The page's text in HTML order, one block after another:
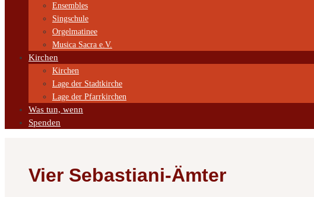
Ensembles
Singschule
Orgelmatinee
Musica Sacra e.V.
Kirchen
Kirchen
Lage der Stadtkirche
Lage der Pfarrkirchen
Was tun, wenn
Spenden
Vier Sebastiani-Ämter